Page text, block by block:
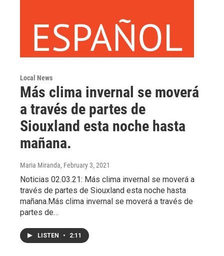
Local News
Más clima invernal se moverá
a través de partes de
Siouxland esta noche hasta
mañana.
Maria Miranda, February 3, 2021
Noticias 02.03.21: Más clima invernal se moverá a
través de partes de Siouxland esta noche hasta
mañana.Más clima invernal se moverá a través de
partes de…
LISTEN • 2:11